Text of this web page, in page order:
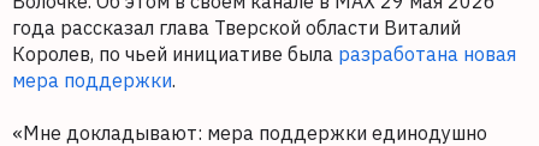
года рассказал глава Тверской области Виталий
Королев, по чьей инициативе была разработана новая
мера поддержки.
«Мне докладывают: мера поддержки единодушно